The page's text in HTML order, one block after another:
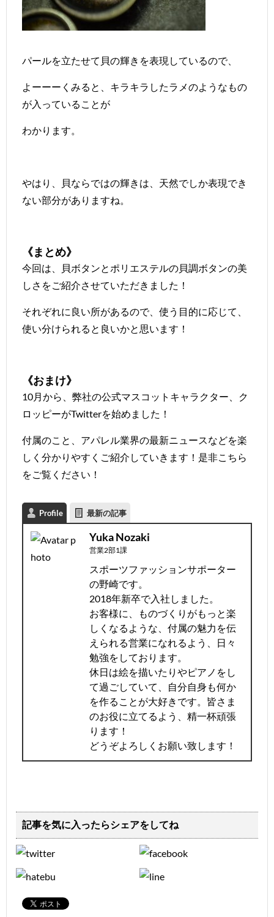
パールを立たせて貝の輝きを表現しているので、
よーーーくみると、キラキラしたラメのようなもの
が入っていることが
わかります。
やはり、貝ならではの輝きは、天然でしか表現でき
ない部分がありますね。
《まとめ》
今回は、貝ボタンとポリエステルの貝調ボタンの美
しさをご紹介させていただきました！
それぞれに良い所があるので、使う目的に応じて、
使い分けられると良いかと思います！
《おまけ》
10月から、弊社の公式マスコットキャラクター、ク
ロッピーがTwitterを始めました！
付属のこと、アパレル業界の最新ニュースなどを楽
しく分かりやすくご紹介していきます！是非こちら
をご覧ください！
Profile 最新の記事
Yuka Nozaki
営業2部1課
スポーツファッションサポーター
の野崎です。
2018年新卒で入社しました。
お客様に、ものづくりがもっと楽
しくなるような、付属の魅力を伝
えられる営業になれるよう、日々
勉強をしております。
休日は絵を描いたりやピアノをし
て過ごしていて、自分自身も何か
を作ることが大好きです。皆さま
のお役に立てるよう、精一杯頑張
ります！
どうぞよろしくお願い致します！
記事を気に入ったらシェアをしてね